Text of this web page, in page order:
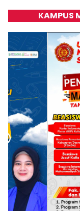
KAMPUS